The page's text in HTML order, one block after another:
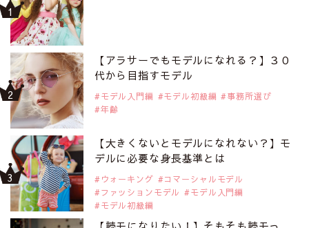
【アラサーでもモデルになれる？】３０
代から目指すモデル
モデル入門編 モデル初級編
事務所選び
年齢
【大きくないとモデルになれない？】モ
デルに必要な身長基準とは
ウォーキング
コマーシャルモデル
ファッションモデル
モデル入門編
モデル初級編